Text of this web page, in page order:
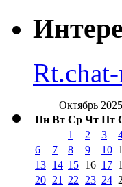
Октябрь 2025
Пн Вт Ср Чт Пт
1 2 3
6
7 8 9 10
13 14 15 16 17
20 21 22 23 24